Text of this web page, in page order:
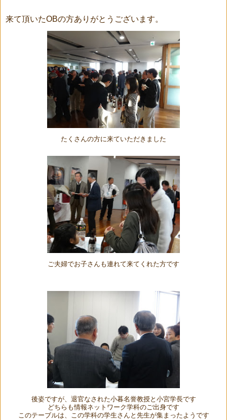
来て頂いたOBの方ありがとうございます。
たくさんの方に来ていただきました
ご夫婦でお子さんも連れて来てくれた方です
後姿ですが、退官なされた小暮名誉教授と小宮学長です
どちらも情報ネットワーク学科のご出身です
このテーブルは、この学科の学生さんと先生が集まったようです